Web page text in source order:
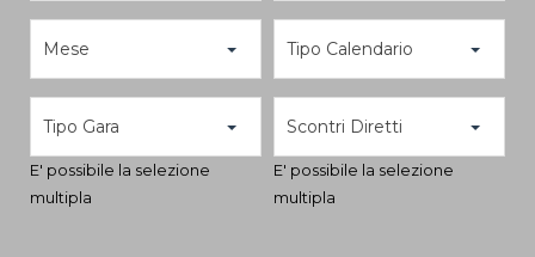
Mese Tipo Calendario
Tipo Gara
E' possibile la selezione
multipla
Scontri Diretti
E' possibile la selezione
multipla